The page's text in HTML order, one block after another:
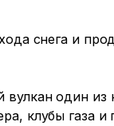
снега и
один из
клубы газа и